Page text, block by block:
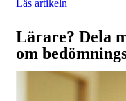
Läs artikeln
Lärare? Dela
om